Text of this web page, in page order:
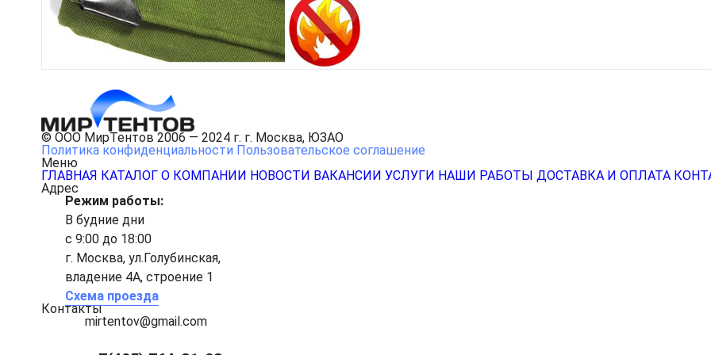
© ООО МирТентов 2006 — 2024 г. г. Москва, ЮЗАО
Политика конфиденциальности Пользовательское соглашение
Меню
ГЛАВНАЯ КАТАЛОГ О КОМПАНИИ НОВОСТИ ВАКАНСИИ УСЛУГИ НАШИ РАБОТЫ ДОСТАВКА И ОПЛАТА
Адрес
Режим работы:
В будние дни
с 9:00 до 18:00
г. Москва, ул.Голубинская,
владение 4А, строение 1
Схема проезда
Контакты
mirtentov@gmail.com